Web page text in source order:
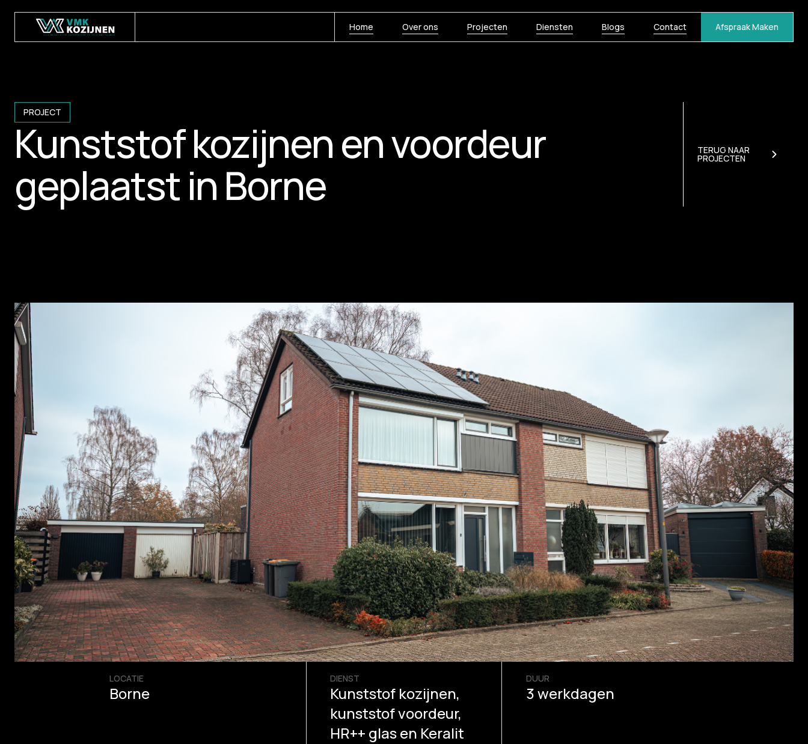
Home Over ons Projecten Diensten Blogs Contact Afspraak Maken
PROJECT
Kunststof kozijnen en voordeur
geplaatst in Borne
TERUG NAAR
PROJECTEN
LOCATIE
Borne
DIENST
Kunststof kozijnen,
kunststof voordeur,
HR++ glas en Keralit
DUUR
3 werkdagen